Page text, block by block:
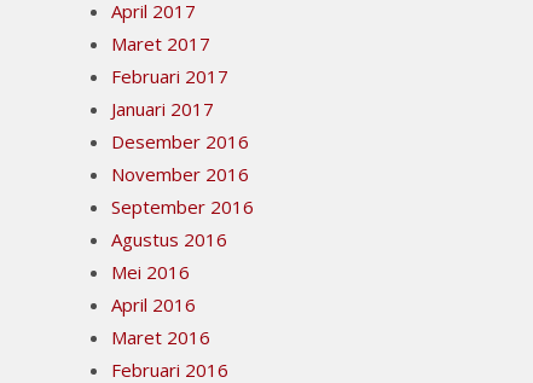
April 2017
Maret 2017
Februari 2017
Januari 2017
Desember 2016
November 2016
September 2016
Agustus 2016
Mei 2016
April 2016
Maret 2016
Februari 2016